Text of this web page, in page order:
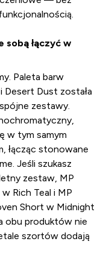
sobą łączyć w
Paleta barw
Desert Dust została
zestawy.
w tym samym
łącząc stonowane
Jeśli szukasz
zestaw, MP
Rich Teal i MP
Short w Midnight
obu produktów nie
szortów dodają